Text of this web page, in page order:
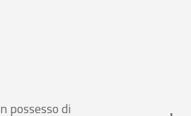
possesso di